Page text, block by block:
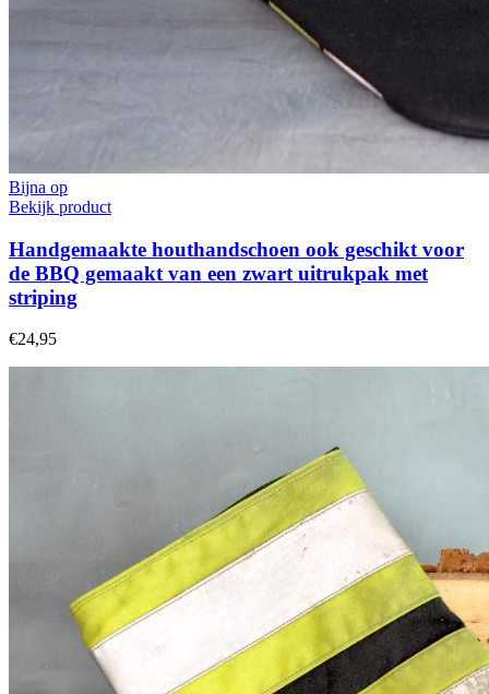
Bijna op
Bekijk product
Handgemaakte houthandschoen ook geschikt voor
de BBQ gemaakt van een zwart uitrukpak met
striping
€24,95